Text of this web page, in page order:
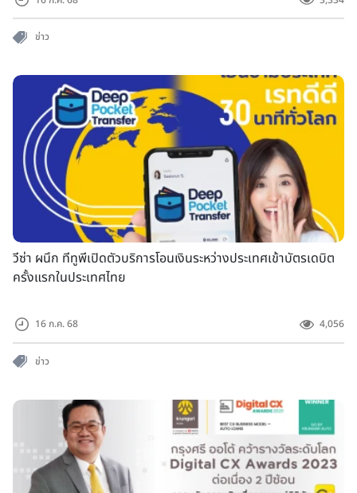
ข่าว
วีซ่า ผนึก ทีทูพีเปิดตัวบริการโอนเงินระหว่างประเทศเข้าบัตรเดบิต
ครั้งแรกในประเทศไทย
16 ก.ค. 68 4,056
ข่าว